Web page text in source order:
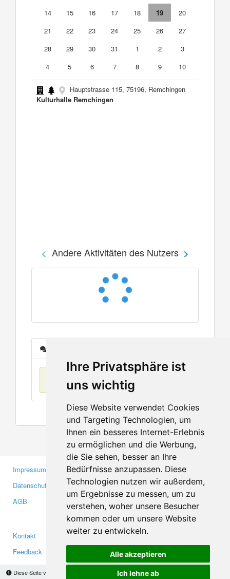
Ihre Privatsphäre ist
uns wichtig
Diese Website verwendet Cookies
und Targeting Technologien, um
Ihnen ein besseres Internet-Erlebnis
zu ermöglichen und die Werbung,
die Sie sehen, besser an Ihre
Bedürfnisse anzupassen. Diese
Technologien nutzen wir außerdem,
um Ergebnisse zu messen, um zu
verstehen, woher unsere Besucher
kommen oder um unsere Website
weiter zu entwickeln.
Alle akzeptieren
Ich lehne ab
Diese Seite verwendet Cookies, um Informationen auf Ihrem Computer zu speichern.
14
15 16 17 18 19
20
21
22 23 24 25 26
27
28
29 30 31 1 2
3
4
5 6 7 8 9 10
Hauptstrasse 115, 75196, Remchingen
Kulturhalle Remchingen
Andere Aktivitäten des Nutzers
Keine Einträge
Impressum
Datenschutzerklärung
AGB
Gewerbetreibende
Investoren
Medien
Kontakt
Feedback
Facebook
Twitter
YouTube